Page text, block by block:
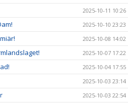
2025-10-11 10:26
2025-10-10 23:23
2025-10-08 14:02
2025-10-07 17:22
2025-10-04 17:55
2025-10-03 23:14
2025-10-03 22:54